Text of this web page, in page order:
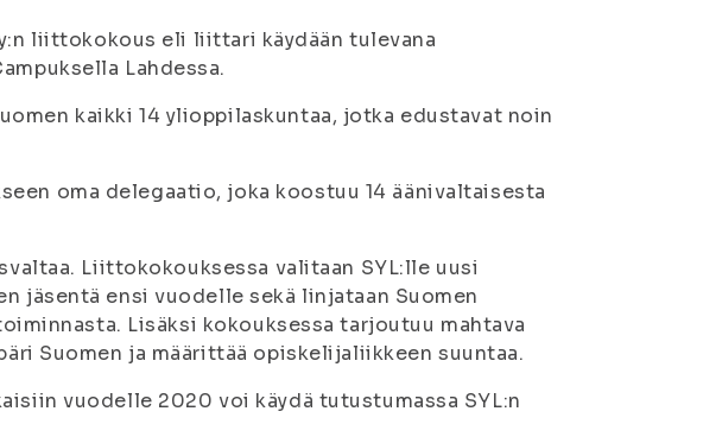
liittokokous eli liittari käydään tulevana
Lahdessa.
kaikki 14 ylioppilaskuntaa, jotka edustavat noin
oma delegaatio, joka koostuu 14 äänivaltaisesta
Liittokokouksessa valitaan SYL:lle uusi
jäsentä ensi vuodelle sekä linjataan Suomen
Lisäksi kokouksessa tarjoutuu mahtava
Suomen ja määrittää opiskelijaliikkeen suuntaa.
vuodelle 2020 voi käydä tutustumassa SYL:n